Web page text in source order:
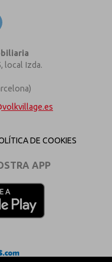
local Izda.
DE COOKIES
APP